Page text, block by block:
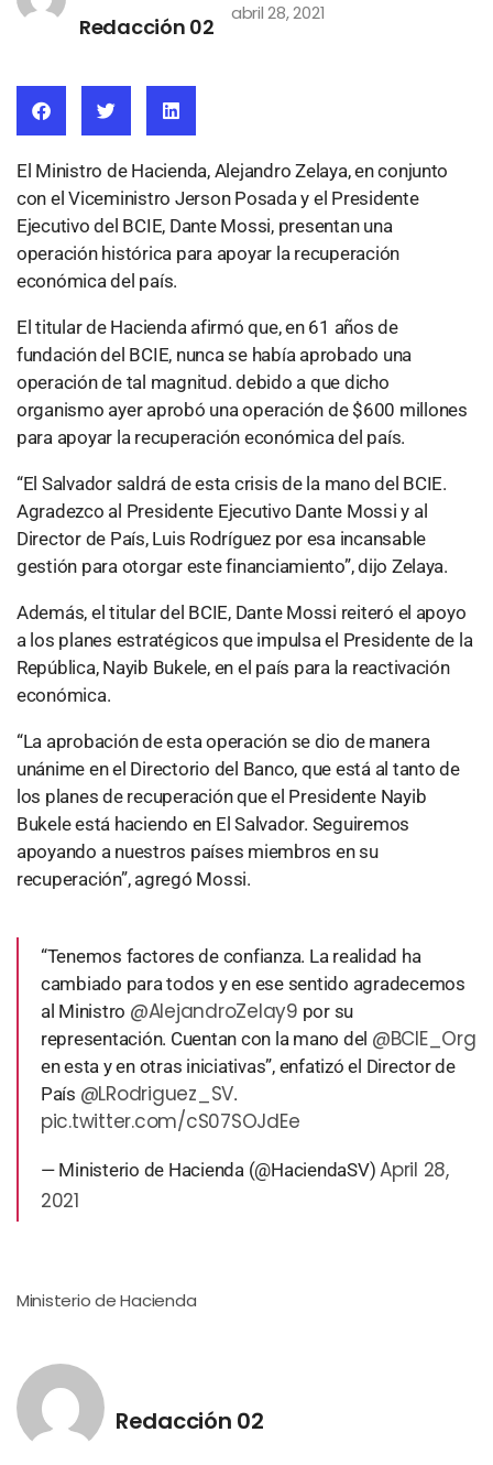
Redacción 02
abril 28, 2021
El Ministro de Hacienda, Alejandro Zelaya, en conjunto
con el Viceministro Jerson Posada y el Presidente
Ejecutivo del BCIE, Dante Mossi, presentan una
operación histórica para apoyar la recuperación
económica del país.
El titular de Hacienda afirmó que, en 61 años de
fundación del BCIE, nunca se había aprobado una
operación de tal magnitud. debido a que dicho
organismo ayer aprobó una operación de $600 millones
para apoyar la recuperación económica del país.
“El Salvador saldrá de esta crisis de la mano del BCIE.
Agradezco al Presidente Ejecutivo Dante Mossi y al
Director de País, Luis Rodríguez por esa incansable
gestión para otorgar este financiamiento”, dijo Zelaya.
Además, el titular del BCIE, Dante Mossi reiteró el apoyo
a los planes estratégicos que impulsa el Presidente de la
República, Nayib Bukele, en el país para la reactivación
económica.
“La aprobación de esta operación se dio de manera
unánime en el Directorio del Banco, que está al tanto de
los planes de recuperación que el Presidente Nayib
Bukele está haciendo en El Salvador. Seguiremos
apoyando a nuestros países miembros en su
recuperación”, agregó Mossi.
“Tenemos factores de confianza. La realidad ha
cambiado para todos y en ese sentido agradecemos
al Ministro @AlejandroZelay9 por su
representación. Cuentan con la mano del @BCIE_Org
en esta y en otras iniciativas”, enfatizó el Director de
País @LRodriguez_SV.
pic.twitter.com/cS07SOJdEe
— Ministerio de Hacienda (@HaciendaSV)April 28,
2021
Ministerio de Hacienda
Redacción 02